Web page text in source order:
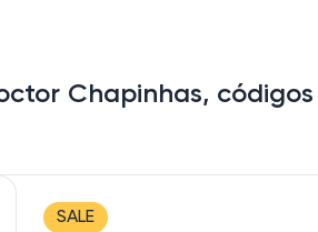
Chapinhas,
SALE